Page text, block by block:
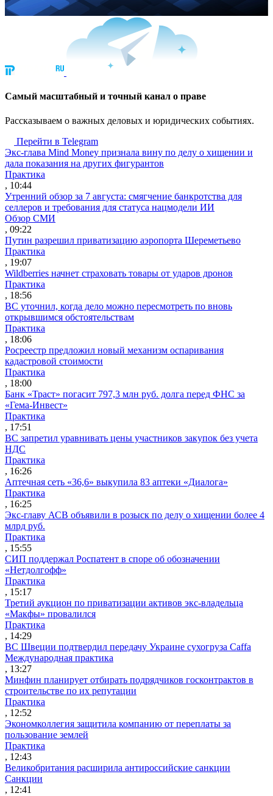
Cамый масштабный и точный канал о праве
Рассказываем о важных деловых и юридических событиях.
Перейти в Telegram
Экс-глава Mind Money признала вину по делу о хищении и
дала показания на других фигурантов
Практика
, 10:44
Утренний обзор за 7 августа: смягчение банкротства для
селлеров и требования для статуса нацмодели ИИ
Обзор СМИ
, 09:22
Путин разрешил приватизацию аэропорта Шереметьево
Практика
, 19:07
Wildberries начнет страховать товары от ударов дронов
Практика
, 18:56
ВС уточнил, когда дело можно пересмотреть по вновь
открывшимся обстоятельствам
Практика
, 18:06
Росреестр предложил новый механизм оспаривания
кадастровой стоимости
Практика
, 18:00
Банк «Траст» погасит 797,3 млн руб. долга перед ФНС за
«Гема-Инвест»
Практика
, 17:51
ВС запретил уравнивать цены участников закупок без учета
НДС
Практика
, 16:26
Аптечная сеть «36,6» выкупила 83 аптеки «Диалога»
Практика
, 16:25
Экс-главу АСВ объявили в розыск по делу о хищении более 4
млрд руб.
Практика
, 15:55
СИП поддержал Роспатент в споре об обозначении
«Нетдолгофф»
Практика
, 15:17
Третий аукцион по приватизации активов экс-владельца
«Макфы» провалился
Практика
, 14:29
ВС Швеции подтвердил передачу Украине сухогруза Caffa
Международная практика
, 13:27
Минфин планирует отбирать подрядчиков госконтрактов в
строительстве по их репутации
Практика
, 12:52
Экономколлегия защитила компанию от переплаты за
пользование землей
Практика
, 12:43
Великобритания расширила антироссийские санкции
Санкции
, 12:41